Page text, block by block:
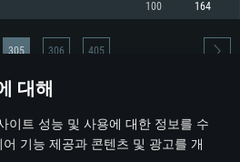
대해
이트 성능 및 사용에 대한 정보를 수
기능 제공과 콘텐츠 및 광고를 개
라이언트)
라이언트)
최신 그래픽 드라이버를 지원하는 NVIDIA
의 성능을 가지며 최신 그래픽 드라이버를
; 최소사양 지원 해상도 720p) 이상
이언트)
100 164
305 306 405